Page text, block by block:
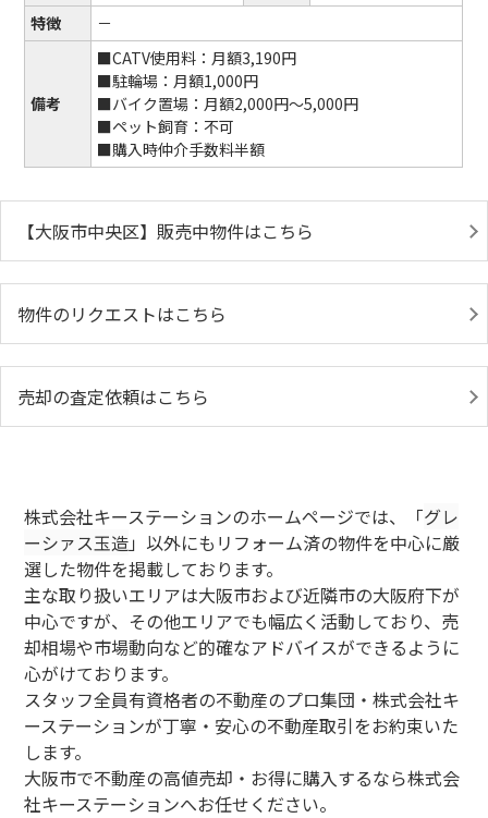
特徴 －
備考
■CATV使用料：月額3,190円
■駐輪場：月額1,000円
■バイク置場：月額2,000円～5,000円
■ペット飼育：不可
■購入時仲介手数料半額
【大阪市中央区】販売中物件はこちら
物件のリクエストはこちら
売却の査定依頼はこちら
株式会社キーステーションのホームページでは、「グレ
ーシァス玉造」以外にもリフォーム済の物件を中心に厳
選した物件を掲載しております。
主な取り扱いエリアは大阪市および近隣市の大阪府下が
中心ですが、その他エリアでも幅広く活動しており、売
却相場や市場動向など的確なアドバイスができるように
心がけております。
スタッフ全員有資格者の不動産のプロ集団・株式会社キ
ーステーションが丁寧・安心の不動産取引をお約束いた
します。
大阪市で不動産の高値売却・お得に購入するなら株式会
社キーステーションへお任せください。